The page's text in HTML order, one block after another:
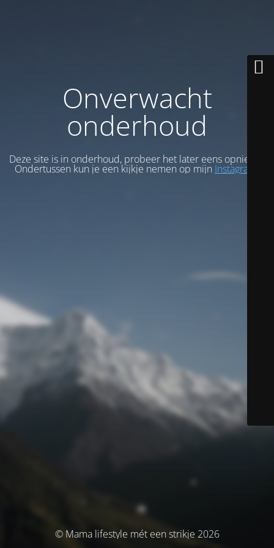
Onverwacht
onderhoud
Deze site is in onderhoud, probeer het later eens opnieuw.
Ondertussen kun je een kijkje nemen op mijn Instagram
© Mama lifestyle mét een strikje 2026